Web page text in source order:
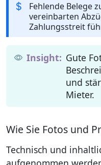
Fehlende Belege
vereinbarten
Zahlungsstreit
Gute
und
Mieter.
Wie Sie Fotos und
Technisch und